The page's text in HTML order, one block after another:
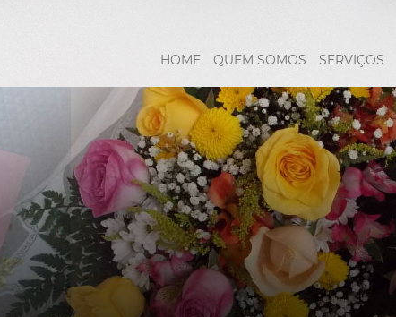
HOME QUEM SOMOS SERVIÇOS